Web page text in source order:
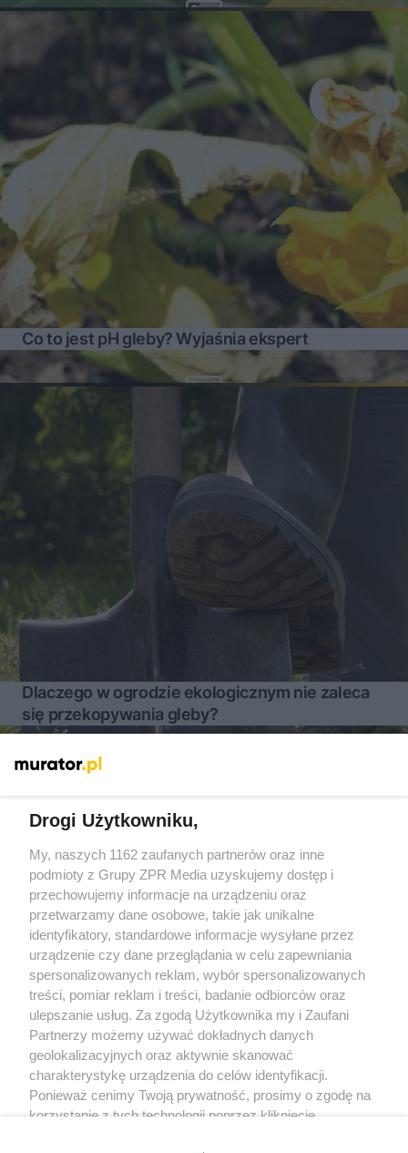
Co to jest pH gleby? Wyjaśnia ekspert
Dlaczego w ogrodzie ekologicznym nie zaleca
się przekopywania gleby?
Żaden utwór zamieszczony w serwisie nie może być powielany i
rozpowszechniany lub dalej rozpowszechniany w jakikolwiek sposób
(w tym także elektroniczny lub mechaniczny) na jakimkolwiek polu
eksploatacji w jakiejkolwiek formie, włącznie z umieszczaniem w
Internecie bez pisemnej zgody właściciela praw. Jakiekolwiek użycie
lub wykorzystanie utworów w całości lub w części z naruszeniem
prawa, tzn. bez właściwej zgody, jest zabronione pod groźbą kary i
może być ścigane prawnie.
Drogi Użytkowniku,
My, naszych 1162 zaufanych partnerów oraz inne
podmioty z Grupy ZPR Media uzyskujemy dostęp i
przechowujemy informacje na urządzeniu oraz
przetwarzamy dane osobowe, takie jak unikalne
identyfikatory, standardowe informacje wysyłane przez
urządzenie czy dane przeglądania w celu zapewniania
spersonalizowanych reklam, wybór spersonalizowanych
treści, pomiar reklam i treści, badanie odbiorców oraz
ulepszanie usług. Za zgodą Użytkownika my i Zaufani
Partnerzy możemy używać dokładnych danych
geolokalizacyjnych oraz aktywnie skanować
charakterystykę urządzenia do celów identyfikacji.
Ponieważ cenimy Twoją prywatność, prosimy o zgodę na
korzystanie z tych technologii poprzez kliknięcie